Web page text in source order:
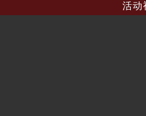
活动